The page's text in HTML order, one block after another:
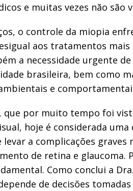
e muitas vezes não são
o controle da miopia
aos tratamentos
a necessidade urgente
brasileira, bem como
e
por muito tempo foi
hoje é considerada
a complicações graves
de retina e glaucoma.
Como conclui a
de decisões